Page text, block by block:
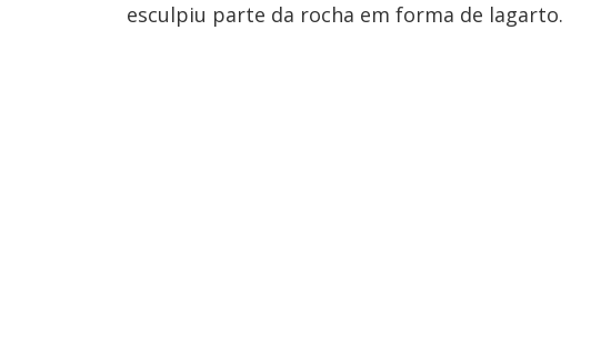
esculpiu parte da rocha em forma de lagarto.